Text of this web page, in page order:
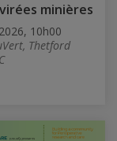
minières
10h00
Thetford